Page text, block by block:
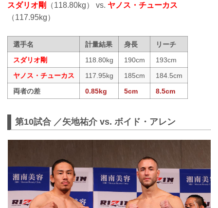
スダリオ剛 （118.80kg） vs. ヤノス・チューカス
（117.95kg）
選手名 計量結果 身長
リーチ
スダリオ剛
118.80kg 190cm
193cm
ヤノス・チューカス
117.95kg 185cm
184.5cm
両者の差
0.85kg 5cm 8.5cm
第10試合 ／矢地祐介 vs. ボイド・アレン